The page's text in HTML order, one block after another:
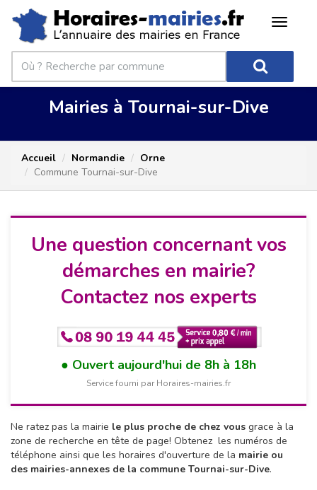
Mairies à Tournai-sur-Dive
Accueil Normandie
Orne
Commune Tournai-sur-Dive
Une question concernant vos
démarches en mairie?
Contactez nos experts
Ouvert aujourd'hui de 8h à 18h
Service fourni par Horaires-mairies.fr
Ne ratez pas la mairie le plus proche de chez vous grace à la
zone de recherche en tête de page! Obtenez les numéros de
téléphone ainsi que les horaires d'ouverture de la mairie ou
des mairies-annexes de la commune Tournai-sur-Dive.